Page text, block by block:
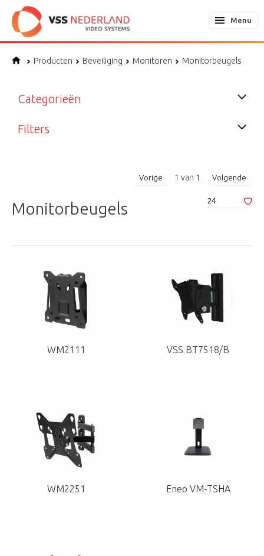
Menu
Producten Beveiliging Monitoren Monitorbeugels
Categorieën
Filters
Vorige 1 van 1 Volgende
Monitorbeugels
WM2111 VSS BT7518/B
WM2251 Eneo VM-TSHA